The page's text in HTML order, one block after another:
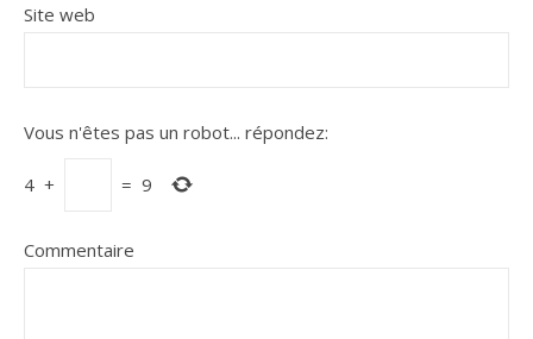
Site web
Vous n'êtes pas un robot... répondez:
4 + = 9
Commentaire